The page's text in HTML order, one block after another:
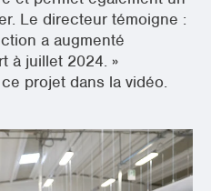
Le directeur témoigne :
a augmenté
à juillet 2024. »
projet dans la vidéo.